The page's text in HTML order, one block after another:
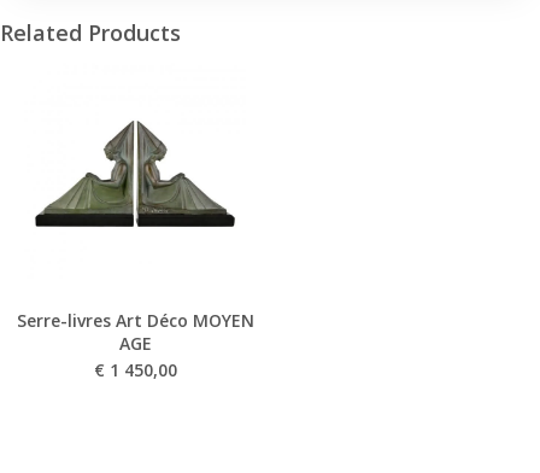
Related Products
Serre-livres Art Déco MOYEN
AGE
€ 1 450,00